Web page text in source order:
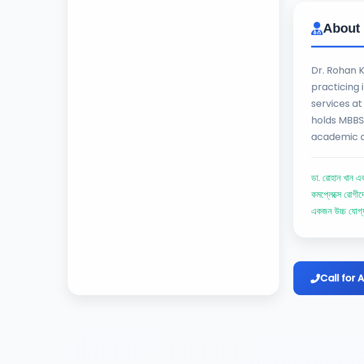
About
Dr. Rohan
practicing
services at
holds
academic
ডা. রোহান খান
কমপ্লেক্সে
একজন উচ্চ
Call for